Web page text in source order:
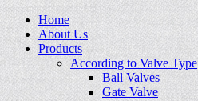
Home
About Us
Products
According to Valve Type
Ball Valves
Gate Valve